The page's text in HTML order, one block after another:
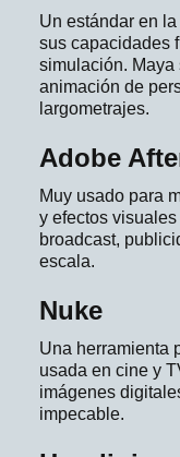
Un estándar en
sus capacidades
simulación. Maya
animación de
largometrajes.
Adobe
Muy usado para
y efectos
broadcast,
escala.
Nuke
Una herramienta
usada en cine y
imágenes
impecable.